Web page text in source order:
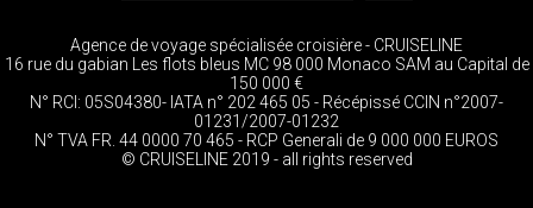
Agence de voyage spécialisée croisière - CRUISELINE
16 rue du gabian Les flots bleus MC 98 000 Monaco SAM au Capital de
150 000 €
N° RCI: 05S04380- IATA n° 202 465 05 - Récépissé CCIN n°2007-
01231/2007-01232
N° TVA FR. 44 0000 70 465 - RCP Generali de 9 000 000 EUROS
© CRUISELINE 2019 - all rights reserved